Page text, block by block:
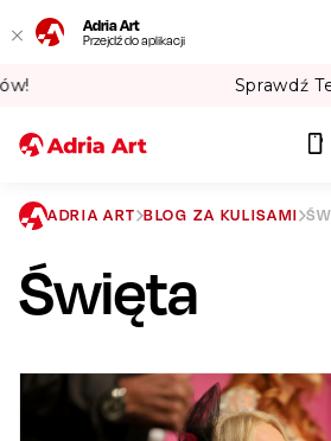
Adria Art
Przejdź do aplikacji
Sprawdź
ADRIA ART BLOG ZA KULISAMI
Święta